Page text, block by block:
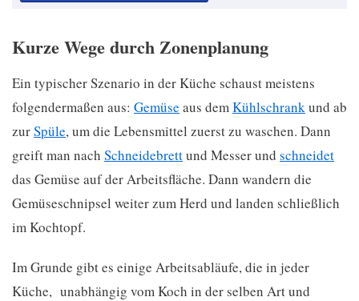
Kurze Wege durch Zonenplanung
Ein typischer Szenario in der Küche schaust meistens
folgendermaßen aus: Gemüse aus demKühlschrankund ab
zurSpüle, um die Lebensmittel zuerst zu waschen. Dann
greift man nach Schneidebrettund Messer und schneidet
das Gemüse auf der Arbeitsfläche. Dann wandern die
Gemüseschnipsel weiter zum Herd und landen schließlich
im Kochtopf.
Im Grunde gibt es einige Arbeitsabläufe, die in jeder
Küche, unabhängig vom Koch in der selben Art und